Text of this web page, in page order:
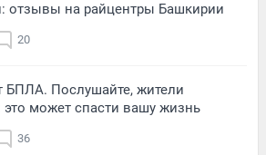
отзывы на райцентры Башкирии
20
БПЛА. Послушайте, жители
может спасти вашу жизнь
36